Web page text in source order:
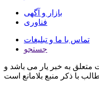
بازار و آگهی
فناوری
تماس با ما و تبلیغات
جستجو
به خبر یار می باشد و